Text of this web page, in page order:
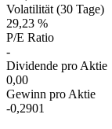
Volatilität (30 Tage)
29,23 %
P/E Ratio
-
Dividende pro Aktie
0,00
Gewinn pro Aktie
-0,2901